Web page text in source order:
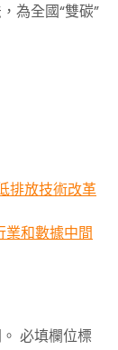
為全國“雙碳”
排放技術改革
業和數據中間
必填欄位標